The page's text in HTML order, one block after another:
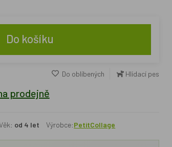
Do košíku
Do oblíbených Hlídací pes
prodejně
od 4 let Výrobce:PetitCollage